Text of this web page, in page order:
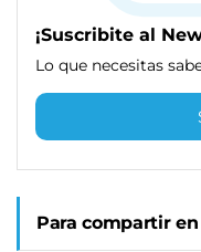
¡Suscribite al
Lo que necesitas
Para compartir